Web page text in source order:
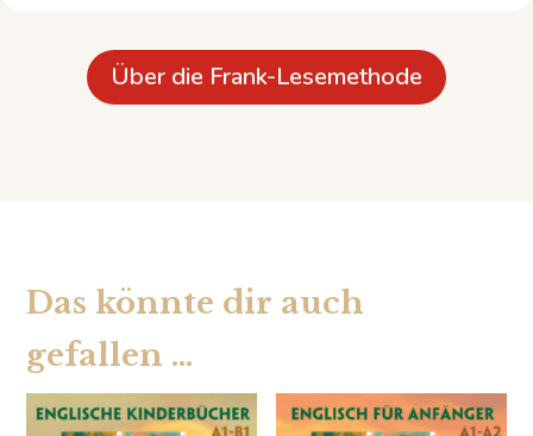
Über die Frank-Lesemethode
Das könnte dir auch
gefallen …